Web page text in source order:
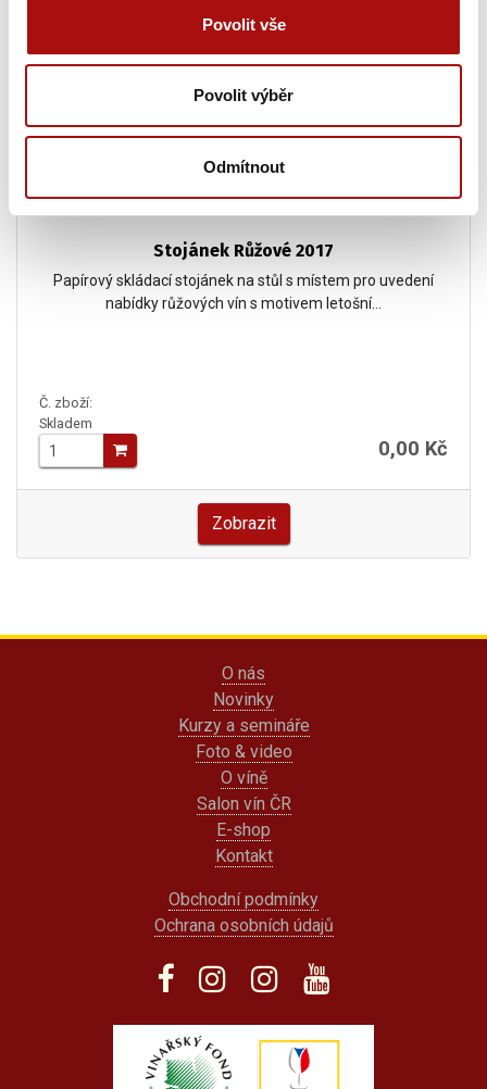
Povolit vše
Povolit výběr
Odmítnout
Stojánek Růžové 2017
Papírový skládací stojánek na stůl s místem pro uvedení
nabídky růžových vín s motivem letošní…
Č. zboží:
Skladem
0,00 Kč
Zobrazit
O nás
Novinky
Kurzy a semináře
Foto & video
O víně
Salon vín ČR
E-shop
Kontakt
Obchodní podmínky
Ochrana osobních údajů